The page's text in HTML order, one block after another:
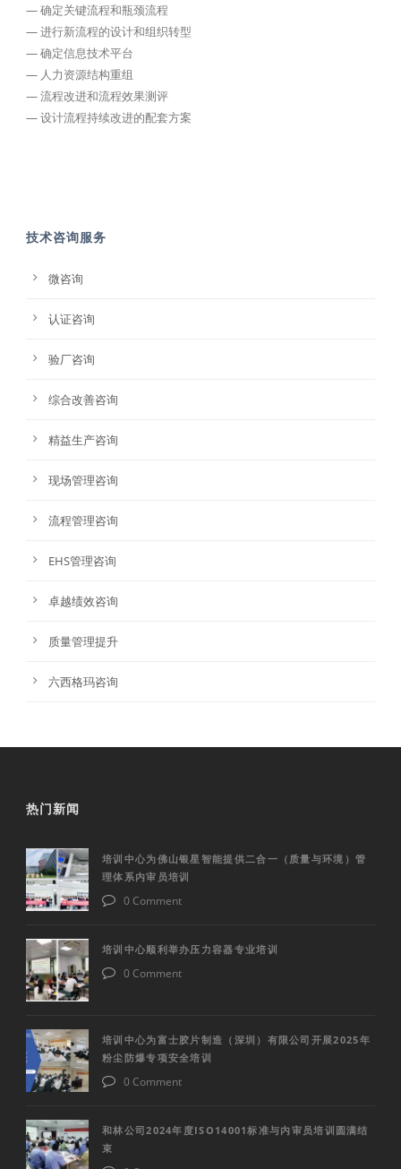
— 确定关键流程和瓶颈流程
— 进行新流程的设计和组织转型
— 确定信息技术平台
— 人力资源结构重组
— 流程改进和流程效果测评
— 设计流程持续改进的配套方案
技术咨询服务
微咨询
认证咨询
验厂咨询
综合改善咨询
精益生产咨询
现场管理咨询
流程管理咨询
EHS管理咨询
卓越绩效咨询
质量管理提升
六西格玛咨询
热门新闻
培训中心为佛山银星智能提供二合一（质量与环境）管
理体系内审员培训
0 Comment
培训中心顺利举办压力容器专业培训
0 Comment
培训中心为富士胶片制造（深圳）有限公司开展2025年
粉尘防爆专项安全培训
0 Comment
和林公司2024年度ISO14001标准与内审员培训圆满结
束